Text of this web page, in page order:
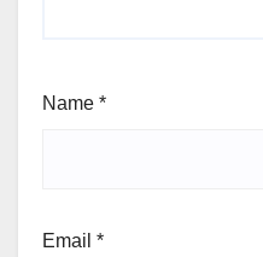
Name *
Email *